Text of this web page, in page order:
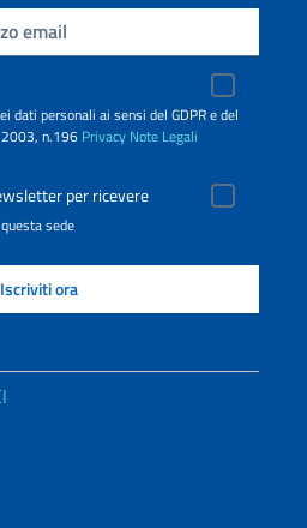
dati personali ai sensi del GDPR e del
n.196 Privacy Note Legali
per ricevere
sede